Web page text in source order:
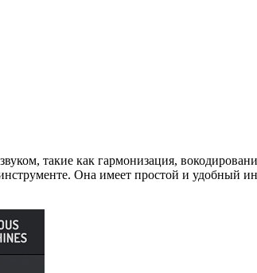
такие как гармонизация,
Она имеет простой и удобный